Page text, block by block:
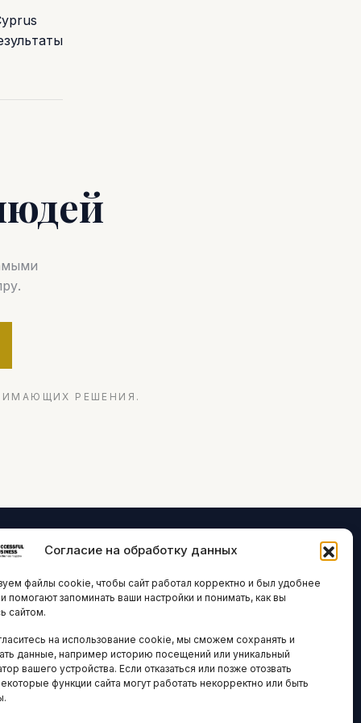
Согласие на обработку данных
файлы cookie, чтобы сайт работал корректно и был удобнее
помогают запоминать ваши настройки и понимать, как вы
сайтом.
на использование cookie, мы сможем сохранять и
данные, например историю посещений или уникальный
вашего устройства. Если отказаться или позже отозвать
функции сайта могут работать некорректно или быть
РЕШЕНИЯ.
И ARTICLES IN
ENGLISH
НАВИГАЦИЯ
Архив материалов